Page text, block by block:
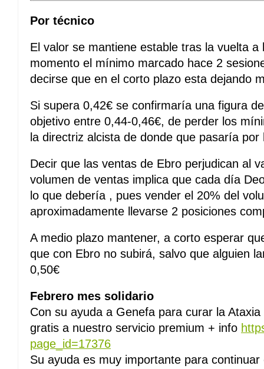
Por técnico
El valor se mantiene estable tras la vuelta
momento el mínimo marcado hace 2
decirse que en el corto plazo esta dejando
Si supera 0,42€ se confirmaría una figura
objetivo entre 0,44-0,46€, de perder los
la directriz alcista de donde que pasaría
Decir que las ventas de Ebro perjudican al
volumen de ventas implica que cada día
lo que debería , pues vender el 20% del
aproximadamente llevarse 2 posiciones
A medio plazo mantener, a corto esperar
que con Ebro no subirá, salvo que alguien
0,50€
Febrero mes solidario
Con su ayuda a Genefa para curar la
gratis a nuestro servicio premium + info
page_id=17376
Su ayuda es muy importante para